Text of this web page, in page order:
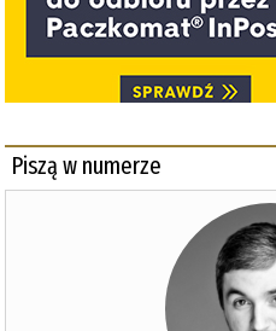
Piszą w numerze